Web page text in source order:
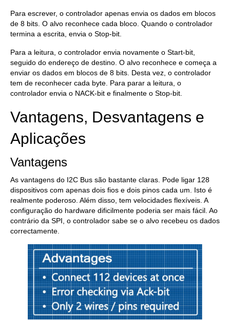
Para escrever, o controlador apenas envia os dados em blocos
de 8 bits. O alvo reconhece cada bloco. Quando o controlador
termina a escrita, envia o Stop-bit.
Para a leitura, o controlador envia novamente o Start-bit,
seguido do endereço de destino. O alvo reconhece e começa a
enviar os dados em blocos de 8 bits. Desta vez, o controlador
tem de reconhecer cada byte. Para parar a leitura, o
controlador envia o NACK-bit e finalmente o Stop-bit.
Vantagens, Desvantagens e
Aplicações
Vantagens
As vantagens do I2C Bus são bastante claras. Pode ligar 128
dispositivos com apenas dois fios e dois pinos cada um. Isto é
realmente poderoso. Além disso, tem velocidades flexíveis. A
configuração do hardware dificilmente poderia ser mais fácil. Ao
contrário da SPI, o controlador sabe se o alvo recebeu os dados
correctamente.